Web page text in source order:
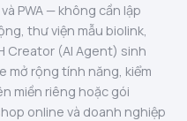
PWA — không cần lập
thư viện mẫu biolink,
Creator (AI Agent) sinh
mở rộng tính năng, kiểm
miền riêng hoặc gói
online và doanh nghiệp